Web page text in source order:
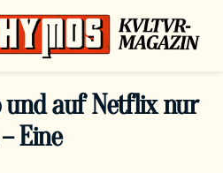
auf Netflix nur
Eine